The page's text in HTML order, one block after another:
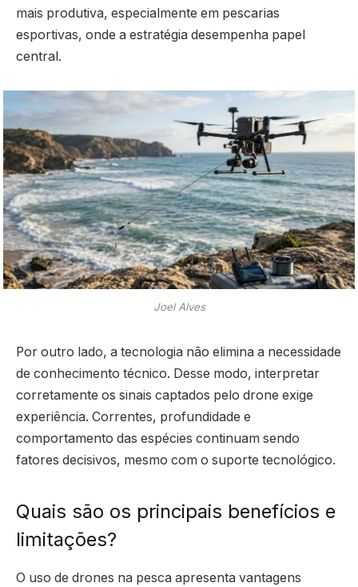
mais produtiva, especialmente em pescarias
esportivas, onde a estratégia desempenha papel
central.
Joel Alves
Por outro lado, a tecnologia não elimina a necessidade
de conhecimento técnico. Desse modo, interpretar
corretamente os sinais captados pelo drone exige
experiência. Correntes, profundidade e
comportamento das espécies continuam sendo
fatores decisivos, mesmo com o suporte tecnológico.
Quais são os principais benefícios e
limitações?
O uso de drones na pesca apresenta vantagens